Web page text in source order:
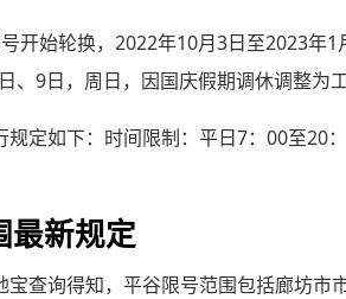
开始轮换，2022年10月3日至2023年
、9日，周日，因国庆假期调休调整为
规定如下：时间限制：平日7：00至20
最新规定
宝查询得知，平谷限号范围包括廊坊